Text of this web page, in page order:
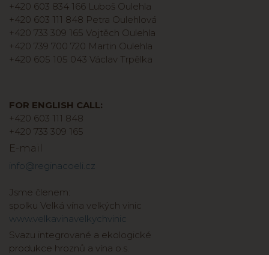
+420 603 834 166 Luboš Oulehla
+420 603 111 848 Petra Oulehlová
+420 733 309 165 Vojtěch Oulehla
+420 739 700 720 Martin Oulehla
+420 605 105 043 Václav Trpělka
FOR ENGLISH CALL:
+420 603 111 848
+420 733 309 165
E-mail
info@reginacoeli.cz
Jsme členem:
spolku Velká vína velkých vinic
www.velkavinavelkychvinic
Svazu integrované a ekologické
produkce hroznů a vína o.s.